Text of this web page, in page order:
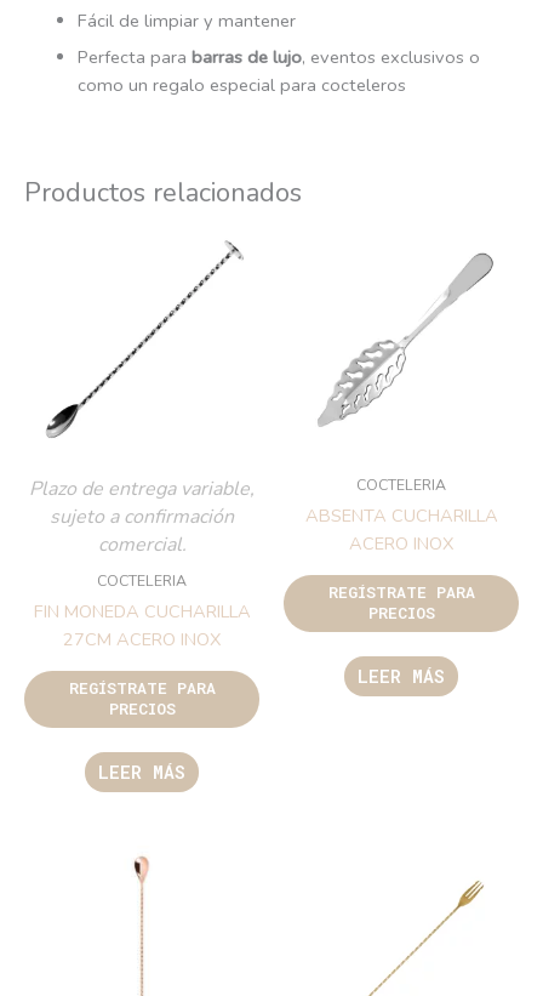
Fácil de limpiar y mantener
Perfecta para barras de lujo, eventos exclusivos o
como un regalo especial para cocteleros
Productos relacionados
Plazo de entrega variable,
sujeto a confirmación
comercial.
COCTELERIA
FIN MONEDA CUCHARILLA
27CM ACERO INOX
REGÍSTRATE PARA
PRECIOS
LEER MÁS
COCTELERIA
ABSENTA CUCHARILLA
ACERO INOX
REGÍSTRATE PARA
PRECIOS
LEER MÁS